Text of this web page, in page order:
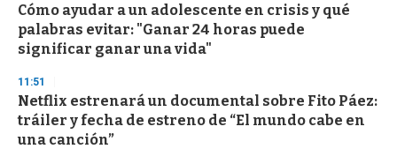
Cómo ayudar a un adolescente en crisis y qué
palabras evitar: "Ganar 24 horas puede
significar ganar una vida"
11:51
Netflix estrenará un documental sobre Fito Páez:
tráiler y fecha de estreno de “El mundo cabe en
una canción”